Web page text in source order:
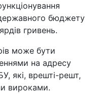
бюджету
гривень.
може бути
на адресу
які, врешті-решт,
вироками.